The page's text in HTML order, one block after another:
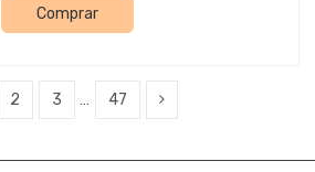
Comprar
2 3 … 47